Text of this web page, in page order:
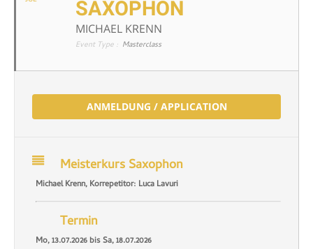
SAXOPHON
MICHAEL KRENN
Event Type : Masterclass
ANMELDUNG / APPLICATION
Meisterkurs Saxophon
Michael Krenn, Korrepetitor: Luca Lavuri
Termin
Mo, 13.07.2026 bis Sa, 18.07.2026